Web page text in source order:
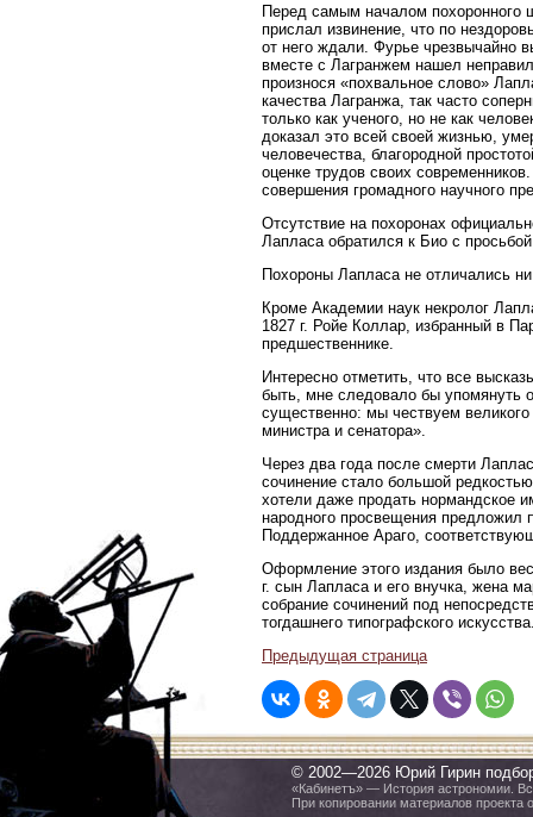
Перед самым началом похоронного
прислал извинение, что по
от него ждали. Фурье чрезвычайно
вместе с Лагранжем нашел
произнося «похвальное слово»
качества Лагранжа, так часто
только как ученого, но не как
доказал это всей своей жизнью,
человечества, благородной
оценке трудов своих
совершения громадного научного
Отсутствие на похоронах
Лапласа обратился к Био с
Похороны Лапласа не отличались
Кроме Академии наук некролог
1827 г. Ройе Коллар, избранный в
предшественнике.
Интересно отметить, что все
быть, мне следовало бы упомянуть
существенно: мы чествуем
министра и сенатора».
Через два года после смерти
сочинение стало большой
хотели даже продать нормандское
народного просвещения предложил
Поддержанное Араго,
Оформление этого издания было
г. сын Лапласа и его внучка, жена
собрание сочинений под
тогдашнего типографского
Предыдущая страница
© 2002—2026 Юрий Гирин
«Кабинетъ» — История астрономии.
При копировании материалов проекта